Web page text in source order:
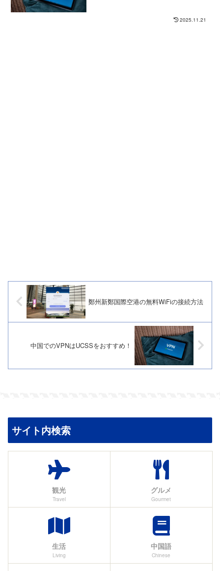
2025.11.21
鄭州新鄭国際空港の無料WiFiの接続方法
中国でのVPNはUCSSをおすすめ！
サイト内検索
観光
Travel
グルメ
Gourmet
生活
Living
中国語
Chinese